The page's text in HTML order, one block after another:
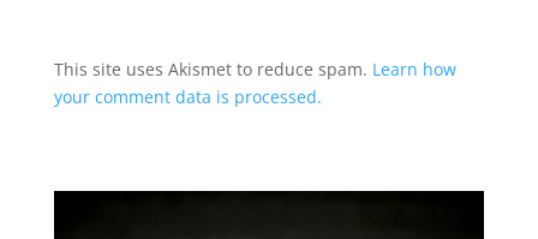
This site uses Akismet to reduce spam. Learn how
your comment data is processed.